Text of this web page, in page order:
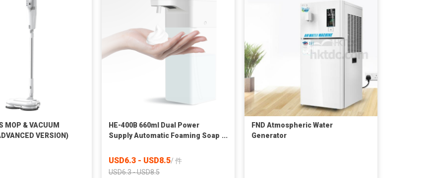
MOP & VACUUM
VERSION)
HE-400B 660ml Dual Power
Supply Automatic Foaming Soap
Management Design
USD6.3 - USD8.5/ 件
USD6.3 - USD8.5
FND Atmospheric Water
Generator